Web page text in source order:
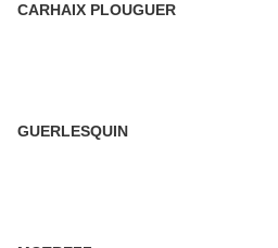
CARHAIX PLOUGUER
GUERLESQUIN